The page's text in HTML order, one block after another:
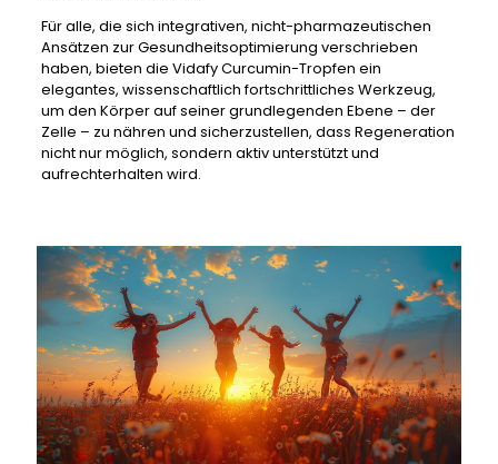
Für alle, die sich integrativen, nicht-pharmazeutischen
Ansätzen zur Gesundheitsoptimierung verschrieben
haben, bieten die Vidafy Curcumin-Tropfen ein
elegantes, wissenschaftlich fortschrittliches Werkzeug,
um den Körper auf seiner grundlegenden Ebene – der
Zelle – zu nähren und sicherzustellen, dass Regeneration
nicht nur möglich, sondern aktiv unterstützt und
aufrechterhalten wird.